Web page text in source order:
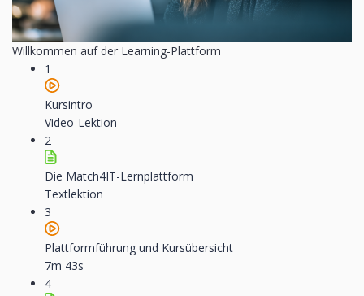
Willkommen auf der Learning-Plattform
1
Kursintro
Video-Lektion
2
Die Match4IT-Lernplattform
Textlektion
3
Plattformführung und Kursübersicht
7m 43s
4